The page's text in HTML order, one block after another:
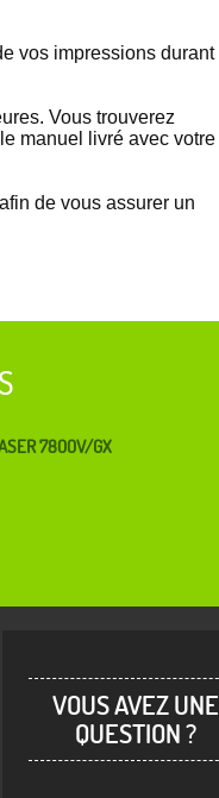
vos impressions durant
Vous trouverez
manuel livré avec votre
de vous assurer un
7800V/GX
VOUS AVEZ UNE
QUESTION ?